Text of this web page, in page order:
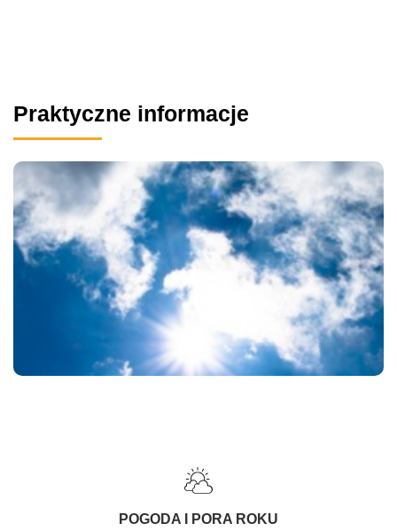
Praktyczne informacje
POGODA I PORA ROKU